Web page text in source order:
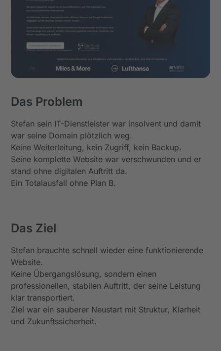
Das Problem
Stefan sein IT-Dienstleister war insolvent und damit
war seine Domain plötzlich weg.
Keine Weiterleitung, kein Zugriff, kein Backup.
Seine komplette Website war verschwunden und er
stand ohne digitalen Auftritt da.
Ein Totalausfall ohne Plan B.
Das Ziel
Stefan brauchte schnell wieder eine funktionierende
Website.
Keine Übergangslösung, sondern einen
professionellen, stabilen Auftritt, der seine Leistung
klar transportiert.
Ziel war ein sauberer Neustart mit Struktur, Klarheit
und Zukunftssicherheit.